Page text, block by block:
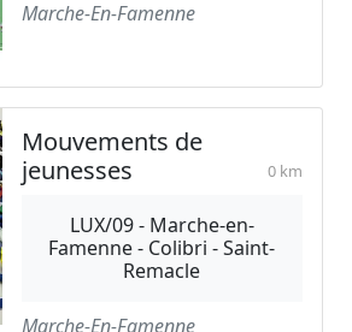
Marche-En-Famenne
Mouvements de
jeunesses
0 km
LUX/09 - Marche-en-
Famenne - Colibri - Saint-
Remacle
Marche-En-Famenne